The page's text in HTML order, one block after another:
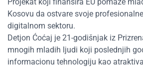
Kosovu da ostvare svoje
digitalnom sektoru.
Detjon Ćoćaj je 21-godišnjak iz
mnogih mladih ljudi koji poslednjih
informacionu tehnologiju kao